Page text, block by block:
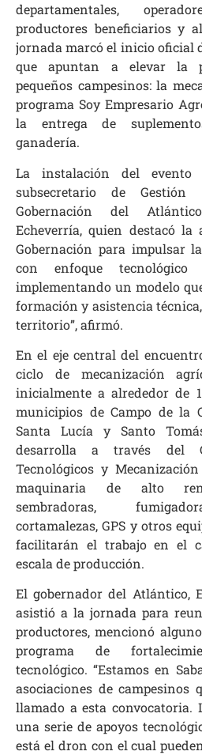
departamentales,
productores beneficiarios y
jornada marcó el inicio oficial
que apuntan a elevar la
pequeños campesinos: la
programa Soy Empresario
la entrega de
ganadería.
La instalación del
subsecretario de
Gobernación del
Echeverría, quien destacó
Gobernación para impulsar
con enfoque tecnológico
implementando un modelo
formación y asistencia
territorio”, afirmó.
En el eje central del
ciclo de mecanización
inicialmente a alrededor de
municipios de Campo de la
Santa Lucía y Santo
desarrolla a través del
Tecnológicos y
maquinaria de alto
sembradoras,
cortamalezas, GPS y otros
facilitarán el trabajo en el
escala de producción.
El gobernador del Atlántico,
asistió a la jornada para
productores, mencionó
programa de
tecnológico. “Estamos en
asociaciones de campesinos
llamado a esta convocatoria.
una serie de apoyos
está el dron con el cual